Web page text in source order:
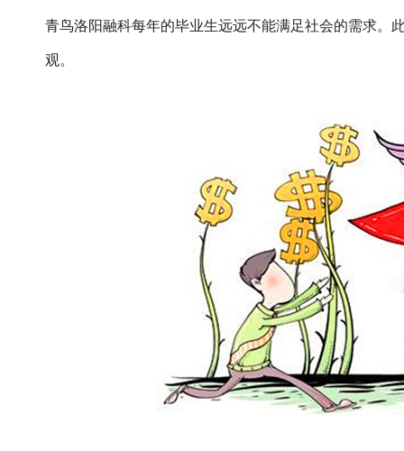
青鸟洛阳融科每年的毕业生远远不能满足社会的需求。
观。